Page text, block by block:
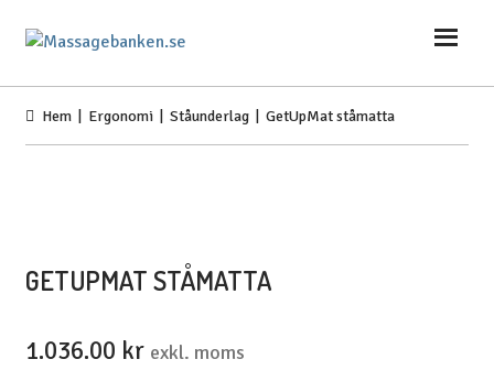
Hoppa
Hoppa
Hem Ergonomi |Ståunderlag | GetUpMat ståmatta
GETUPMAT STÅMATTA
1.036.00 kr exkl. moms